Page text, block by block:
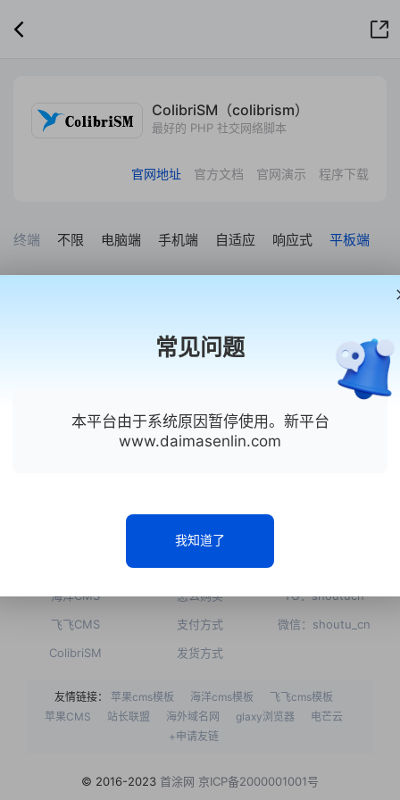
ColibriSM（colibrism）
最好的 PHP 社交网络脚本
官网地址 官方文档 官网演示 程序下载
终端 不限 电脑端 手机端 自适应 响应式 平板端
首涂模板，让建站更简单
点击联系客服
海洋CMS
飞飞CMS
ColibriSM
常见问题
如何注册
怎么购买
支付方式
发货方式
TG：shoutucn
微信：shoutu_cn
友情链接： 苹果cms模板 海洋cms模板
飞飞cms模板
苹果CMS
站长联盟 海外域名网 glaxy浏览器
电芒云
+申请友链
© 2016-2023 首涂网 京ICP备2000001001号
常见问题
本平台由于系统原因暂停使用。新平台
www.daimasenlin.com
我知道了